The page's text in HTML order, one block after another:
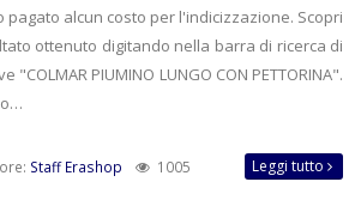
pagato alcun costo per l'indicizzazione. Scopri
ottenuto digitando nella barra di ricerca di
PIUMINO LUNGO CON PETTORINA".
Staff Erashop 1005 Leggi tutto